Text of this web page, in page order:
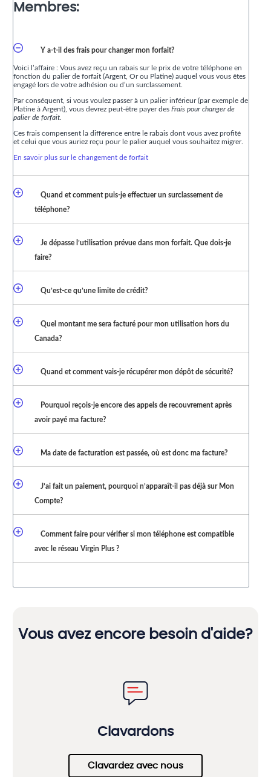
Membres:
Y a-t-il des frais pour changer mon forfait?
Voici l’affaire : Vous avez reçu un rabais sur le prix de votre téléphone en
fonction du palier de forfait (Argent, Or ou Platine) auquel vous vous êtes
engagé lors de votre adhésion ou d’un surclassement.
Par conséquent, si vous voulez passer à un palier inférieur (par exemple de
Platine à Argent), vous devrez peut-être payer desFrais pour changer de
palier de forfait.
Ces frais compensent la différence entre le rabais dont vous avez profité
et celui que vous auriez reçu pour le palier auquel vous souhaitez migrer.
En savoir plus sur le changement de forfait
Quand et comment puis-je effectuer un surclassement de
téléphone?
Je dépasse l’utilisation prévue dans mon forfait. Que dois-je
faire?
Qu’est-ce qu’une limite de crédit?
Quel montant me sera facturé pour mon utilisation hors du
Canada?
Quand et comment vais-je récupérer mon dépôt de sécurité?
Pourquoi reçois-je encore des appels de recouvrement après
avoir payé ma facture?
Ma date de facturation est passée, où est donc ma facture?
J’ai fait un paiement, pourquoi n’apparaît-il pas déjà sur Mon
Compte?
Comment faire pour vérifier si mon téléphone est compatible
avec le réseau Virgin Plus ?
Vous avez encore besoin d'aide?
Clavardons
Clavardez avec nous